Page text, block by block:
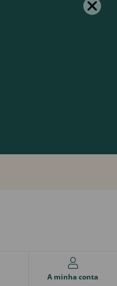
A minha conta